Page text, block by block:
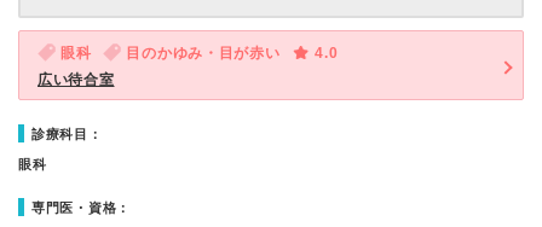
眼科 目のかゆみ・目が赤い
4.0
広い待合室
診療科目：
眼科
専門医・資格：